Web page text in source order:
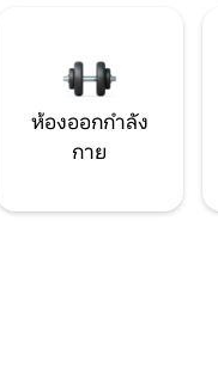
ห้องออกกำลัง
กาย